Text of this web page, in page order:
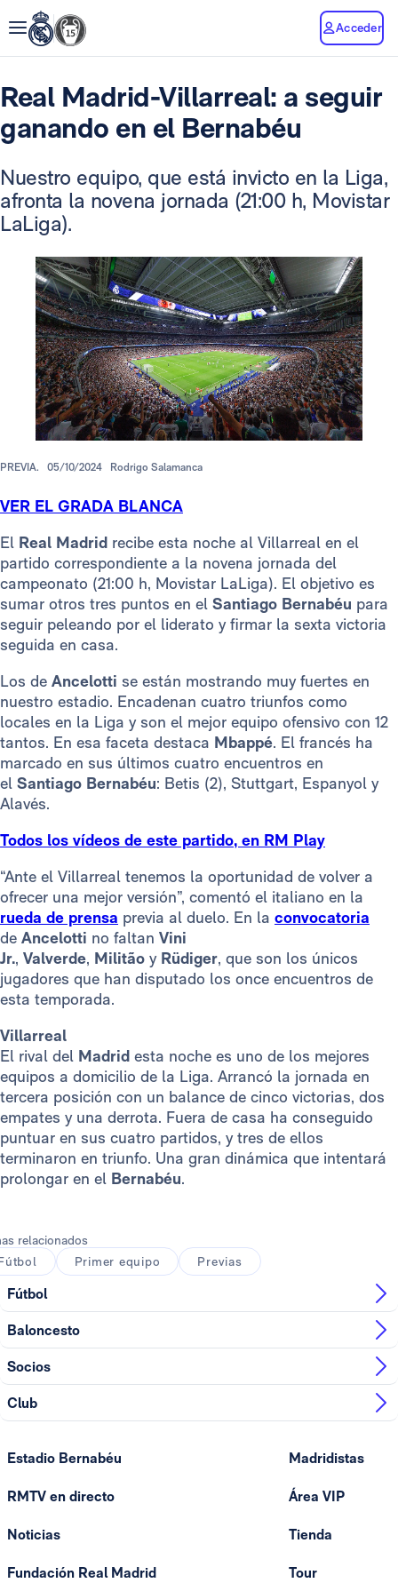
Acceder
Real Madrid-Villarreal: a seguir
ganando en el Bernabéu
Nuestro equipo, que está invicto en la Liga,
afronta la novena jornada (21:00 h, Movistar
LaLiga).
PREVIA. 05/10/2024 Rodrigo Salamanca
VER EL GRADA BLANCA
El Real Madrid recibe esta noche al Villarreal en el
partido correspondiente a la novena jornada del
campeonato (21:00 h, Movistar LaLiga). El objetivo es
sumar otros tres puntos en el Santiago Bernabéu para
seguir peleando por el liderato y firmar la sexta victoria
seguida en casa.
Los de Ancelotti se están mostrando muy fuertes en
nuestro estadio. Encadenan cuatro triunfos como
locales en la Liga y son el mejor equipo ofensivo con 12
tantos. En esa faceta destaca Mbappé. El francés ha
marcado en sus últimos cuatro encuentros en
el Santiago Bernabéu: Betis (2), Stuttgart, Espanyol y
Alavés.
Todos los vídeos de este partido, en RM Play
“Ante el Villarreal tenemos la oportunidad de volver a
ofrecer una mejor versión”, comentó el italiano en la
rueda de prensa previa al duelo. En la convocatoria
de Ancelotti no faltan Vini
Jr., Valverde, Militão yRüdiger, que son los únicos
jugadores que han disputado los once encuentros de
esta temporada.
Villarreal
El rival del Madrid esta noche es uno de los mejores
equipos a domicilio de la Liga. Arrancó la jornada en
tercera posición con un balance de cinco victorias, dos
empates y una derrota. Fuera de casa ha conseguido
puntuar en sus cuatro partidos, y tres de ellos
terminaron en triunfo. Una gran dinámica que intentará
prolongar en el Bernabéu.
relacionados
Primer equipo Previas
Fútbol
Baloncesto
Socios
Club
Estadio Bernabéu
RMTV en directo
Noticias
Fundación Real Madrid
Madridistas
Área VIP
Tienda
Tour